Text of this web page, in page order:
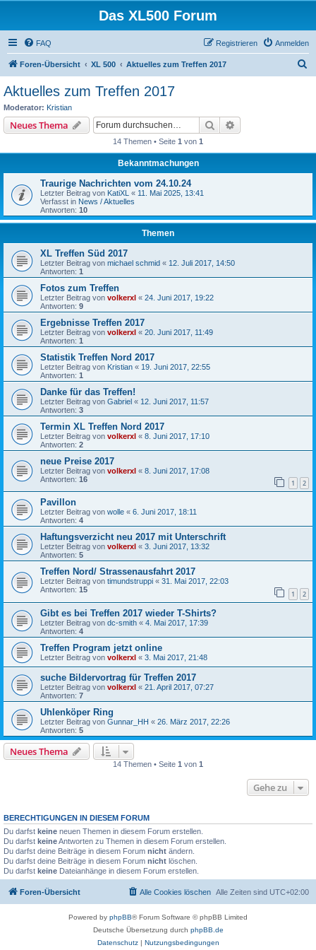
Das XL500 Forum
FAQ Anmelden
Registrieren
Foren-Übersicht XL 500 Aktuelles zum Treffen 2017
Aktuelles zum Treffen 2017
Moderator: Kristian
Neues Thema Suche
14 Themen • Seite 1 von 1
Bekanntmachungen
Traurige Nachrichten vom 24.10.24
Letzter Beitrag von KatiXL « 11. Mai 2025, 13:41
Verfasst in News / Aktuelles
Antworten: 10
Themen
XL Treffen Süd 2017
Letzter Beitrag von michael schmid « 12. Juli 2017, 14:50
Antworten: 1
Fotos zum Treffen
Letzter Beitrag von volkerxl « 24. Juni 2017, 19:22
Antworten: 9
Ergebnisse Treffen 2017
Letzter Beitrag von volkerxl « 20. Juni 2017, 11:49
Antworten: 1
Statistik Treffen Nord 2017
Letzter Beitrag von Kristian « 19. Juni 2017, 22:55
Antworten: 1
Danke für das Treffen!
Letzter Beitrag von Gabriel « 12. Juni 2017, 11:57
Antworten: 3
Termin XL Treffen Nord 2017
Letzter Beitrag von volkerxl « 8. Juni 2017, 17:10
Antworten: 2
neue Preise 2017
Letzter Beitrag von volkerxl « 8. Juni 2017, 17:08
Antworten: 16 1 2
Pavillon
Letzter Beitrag von wolle « 6. Juni 2017, 18:11
Antworten: 4
Haftungsverzicht neu 2017 mit Unterschrift
Letzter Beitrag von volkerxl « 3. Juni 2017, 13:32
Antworten: 5
Treffen Nord/ Strassenausfahrt 2017
Letzter Beitrag von timundstruppi « 31. Mai 2017, 22:03
Antworten: 15 1 2
Gibt es bei Treffen 2017 wieder T-Shirts?
Letzter Beitrag von dc-smith « 4. Mai 2017, 17:39
Antworten: 4
Treffen Program jetzt online
Letzter Beitrag von volkerxl « 3. Mai 2017, 21:48
suche Bildervortrag für Treffen 2017
Letzter Beitrag von volkerxl « 21. April 2017, 07:27
Antworten: 7
Uhlenköper Ring
Letzter Beitrag von Gunnar_HH « 26. März 2017, 22:26
Antworten: 5
Neues Thema
14 Themen • Seite 1 von 1
Gehe zu
BERECHTIGUNGEN IN DIESEM FORUM
Du darfst keine neuen Themen in diesem Forum erstellen.
Du darfst keineAntworten zu Themen in diesem Forum erstellen.
Du darfst deine Beiträge in diesem Forum nicht ändern.
Du darfst deine Beiträge in diesem Forum nicht löschen.
Du darfst keine Dateianhänge in diesem Forum erstellen.
Foren-Übersicht Alle Zeiten sind UTC+02:00
Alle Cookies löschen
Powered by phpBB® Forum Software © phpBB Limited
Deutsche Übersetzung durch phpBB.de
Datenschutz| Nutzungsbedingungen